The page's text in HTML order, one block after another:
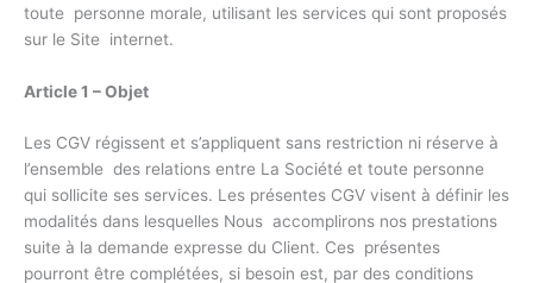
toute personne morale, utilisant les services qui sont proposés
sur le Site internet.
Article 1 – Objet
Les CGV régissent et s’appliquent sans restriction ni réserve à
l’ensemble des relations entre La Société et toute personne
qui sollicite ses services. Les présentes CGV visent à définir les
modalités dans lesquelles Nous accomplirons nos prestations
suite à la demande expresse du Client. Ces présentes
pourront être complétées, si besoin est, par des conditions